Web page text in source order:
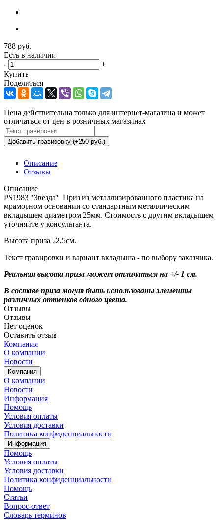
788 руб.
Есть в наличии
-
+
Купить
Поделиться
Цена действительна только для интернет-магазина и может
отличаться от цен в розничных магазинах
Добавить гравировку (+250 руб.)
Описание
Отзывы
Описание
PS1983 "Звезда" Приз из металлизированного пластика на
мраморном основании со стандартным металлическим
вкладышем диаметром 25мм. Стоимость с другим вкладышем
уточняйте у консультанта.
Высота приза 22,5см.
Текст гравировки и вариант вкладыша - по выбору заказчика.
Реальная высота приза может отличаться на +/- 1 см.
В составе приза могут быть использованы элементы
различных оттенков одного цвета.
Отзывы
Отзывы
Нет оценок
Оставить отзыв
Компания
О компании
Новости
Компания
О компании
Новости
Информация
Помощь
Условия оплаты
Условия доставки
Политика конфиденциальности
Информация
Помощь
Условия оплаты
Условия доставки
Политика конфиденциальности
Помощь
Статьи
Вопрос-ответ
Словарь терминов